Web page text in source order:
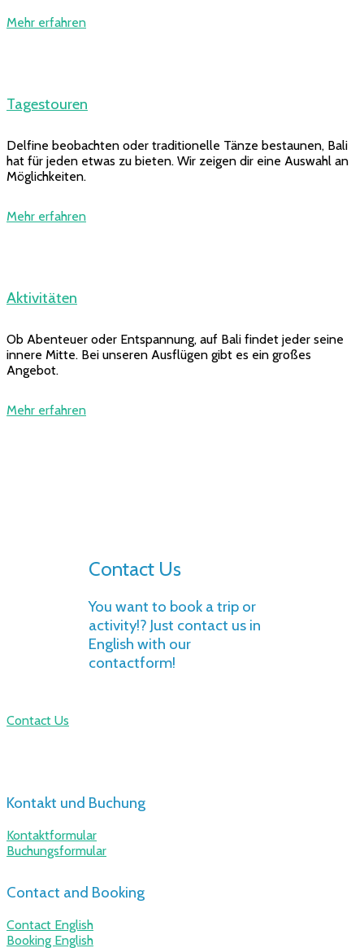
Mehr erfahren
Tagestouren
Delfine beobachten oder traditionelle Tänze bestaunen, Bali
hat für jeden etwas zu bieten. Wir zeigen dir eine Auswahl an
Möglichkeiten.
Mehr erfahren
Aktivitäten
Ob Abenteuer oder Entspannung, auf Bali findet jeder seine
innere Mitte. Bei unseren Ausflügen gibt es ein großes
Angebot.
Mehr erfahren
Contact Us
You want to book a trip or
activity!? Just contact us in
English with our
contactform!
Contact Us
Kontakt und Buchung
Kontaktformular
Buchungsformular
Contact and Booking
Contact English
Booking English